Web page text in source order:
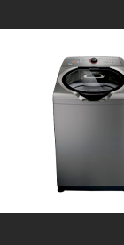
Assistência
Assistência
Assistência
Assistência
Assistência
Assistência
Assistência
Assistência
Assistência
Assistência
Conversão de
Conversão de
Conversão de
Conversão de
Assistência
Assistência
Assistência
Assistência
Assistência